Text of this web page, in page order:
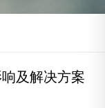
及解决方案